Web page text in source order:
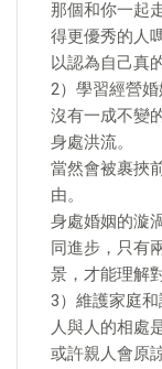
那個和你一起
得更優秀的人
以認為自己真
2）學習經營
沒有一成不變
身處洪流。
當然會被裹挾
由。
身處婚姻的漩
同進步，只有
景，才能理解
3）維護家庭
人與人的相處
或許親人會原